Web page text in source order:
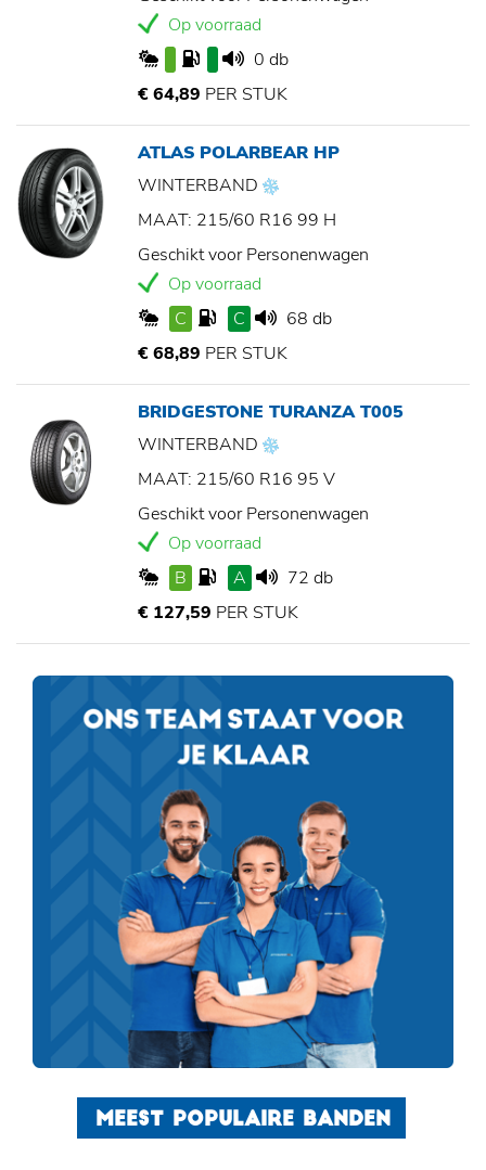
Op voorraad
0 db
€ 64,89 PER STUK
ATLAS POLARBEAR HP
WINTERBAND
MAAT: 215/60 R16 99 H
Geschikt voor Personenwagen
Op voorraad
C
C
68 db
€ 68,89 PER STUK
BRIDGESTONE TURANZA T005
WINTERBAND
MAAT: 215/60 R16 95 V
Geschikt voor Personenwagen
Op voorraad
B
A
72 db
€ 127,59 PER STUK
MEEST POPULAIRE BANDEN